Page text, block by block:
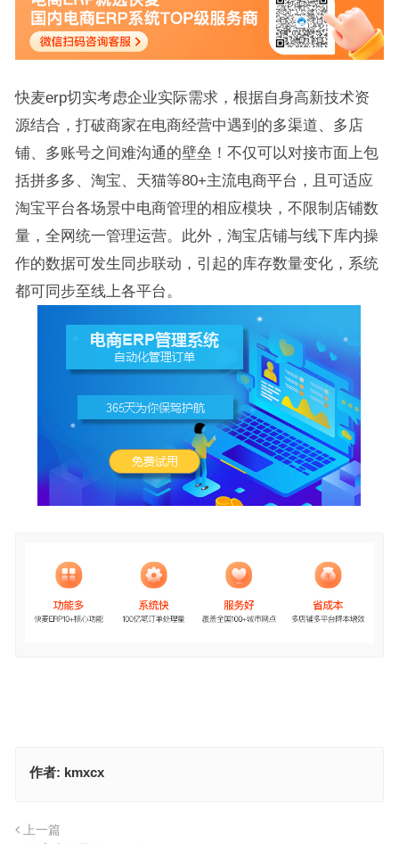
快麦erp切实考虑企业实际需求，根据自身高新技术资
源结合，打破商家在电商经营中遇到的多渠道、多店
铺、多账号之间难沟通的壁垒！不仅可以对接市面上包
括拼多多、淘宝、天猫等80+主流电商平台，且可适应
淘宝平台各场景中电商管理的相应模块，不限制店铺数
量，全网统一管理运营。此外，淘宝店铺与线下库内操
作的数据可发生同步联动，引起的库存数量变化，系统
都可同步至线上各平台。
作者: kmxcx
上一篇